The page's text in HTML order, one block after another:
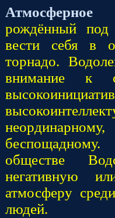
Атмосферное
рождённый под
вести себя в
торнадо.
внимание к
б
обществе
негативную
атмосферу
людей.